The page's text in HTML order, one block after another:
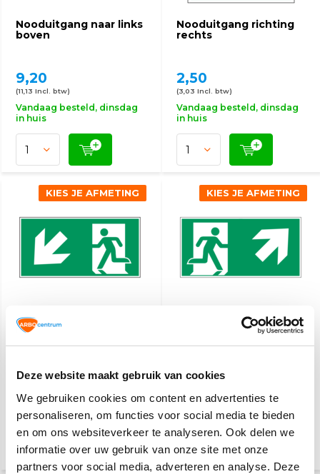
Deze website maakt gebruik van cookies
We gebruiken cookies om content en advertenties te
personaliseren, om functies voor social media te bieden
en om ons websiteverkeer te analyseren. Ook delen we
informatie over uw gebruik van onze site met onze
partners voor social media, adverteren en analyse. Deze
Nooduitgang naar links
boven
9,20
(11,13 Incl. btw)
Vandaag besteld, dinsdag
in huis
Nooduitgang richting
rechts
2,50
(3,03 Incl. btw)
Vandaag besteld, dinsdag
in huis
Nooduitgang naar links
onder
KIES JE AFMETING
4,10
Vandaag besteld, dinsdag
in huis
Nooduitgang naar
rechts boven
KIES JE AFMETING
4,10
Vandaag besteld, dinsdag
in huis